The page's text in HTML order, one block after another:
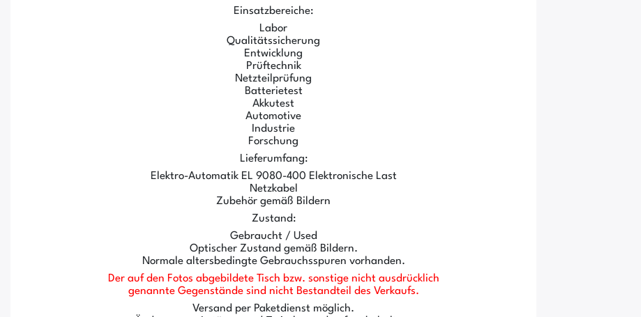
Einsatzbereiche:
Labor
Qualitätssicherung
Entwicklung
Prüftechnik
Netzteilprüfung
Batterietest
Akkutest
Automotive
Industrie
Forschung
Lieferumfang:
Elektro-Automatik EL 9080-400 Elektronische Last
Netzkabel
Zubehör gemäß Bildern
Zustand:
Gebraucht / Used
Optischer Zustand gemäß Bildern.
Normale altersbedingte Gebrauchsspuren vorhanden.
Der auf den Fotos abgebildete Tisch bzw. sonstige nicht ausdrücklich
genannte Gegenstände sind nicht Bestandteil des Verkaufs.
Versand per Paketdienst möglich.